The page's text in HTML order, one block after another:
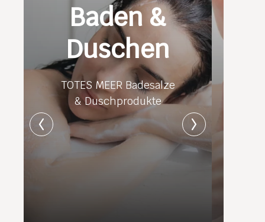
Baden &
Duschen
TOTES MEER Badesalze
& Duschprodukte